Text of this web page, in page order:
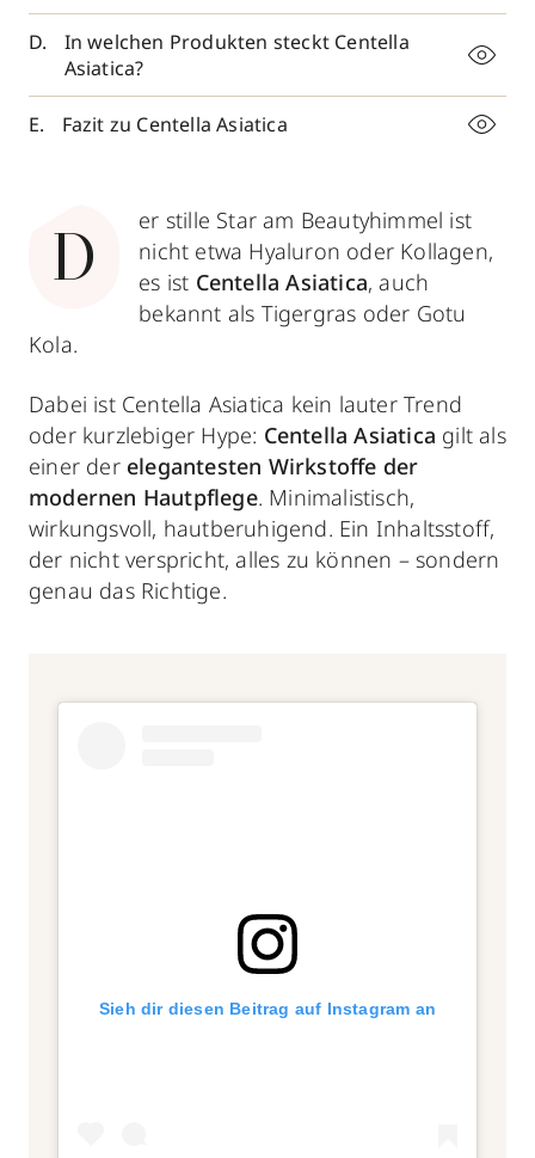
In welchen Produkten steckt Centella
Asiatica?
Fazit zu Centella Asiatica
D
er stille Star am Beautyhimmel ist
nicht etwa Hyaluron oder Kollagen,
es ist Centella Asiatica, auch
bekannt als Tigergras oder Gotu
Kola.
Dabei ist Centella Asiatica kein lauter Trend
oder kurzlebiger Hype: Centella Asiatica gilt als
einer der elegantesten Wirkstoffe der
modernen Hautpflege. Minimalistisch,
wirkungsvoll, hautberuhigend. Ein Inhaltsstoff,
der nicht verspricht, alles zu können – sondern
genau das Richtige.
Sieh dir diesen Beitrag auf Instagram an